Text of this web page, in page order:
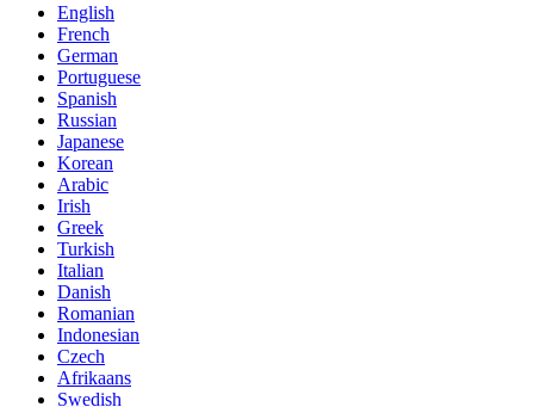
English
French
German
Portuguese
Spanish
Russian
Japanese
Korean
Arabic
Irish
Greek
Turkish
Italian
Danish
Romanian
Indonesian
Czech
Afrikaans
Swedish